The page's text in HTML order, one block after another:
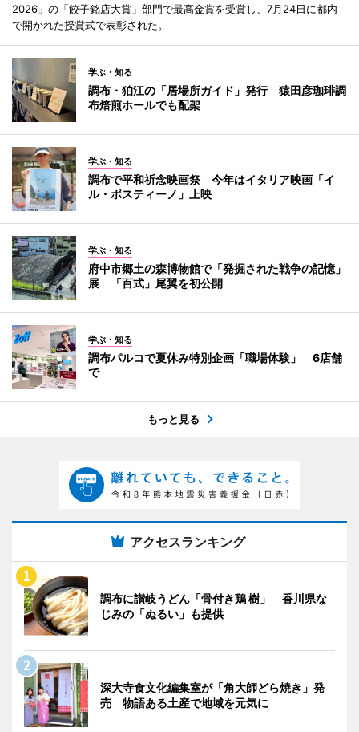
2026」の「餃子銘店大賞」部門で最高金賞を受賞し、7月24日に都内
で開かれた授賞式で表彰された。
学ぶ・知る
調布・狛江の「居場所ガイド」発行 猿田彦珈琲調
布焙煎ホールでも配架
学ぶ・知る
調布で平和祈念映画祭 今年はイタリア映画「イ
ル・ポスティーノ」上映
学ぶ・知る
府中市郷土の森博物館で「発掘された戦争の記憶」
展 「百式」尾翼を初公開
学ぶ・知る
調布パルコで夏休み特別企画「職場体験」 6店舗
で
もっと見る
アクセスランキング
調布に讃岐うどん「骨付き鶏 樹」 香川県な
じみの「ぬるい」も提供
深大寺食文化編集室が「角大師どら焼き」発
売 物語ある土産で地域を元気に